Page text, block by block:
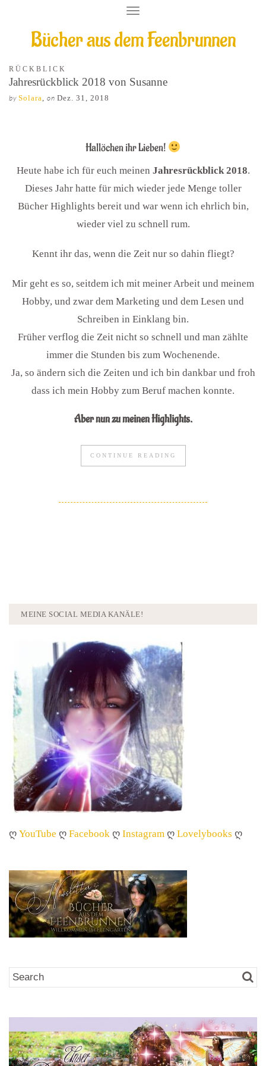
Bücher aus dem Feenbrunnen
T
G
A
I
N
RÜCKBLICK
Jahresrückblick 2018 von Susanne
by Solara, on Dez. 31, 2018
Hallöchen ihr Lieben!
Heute habe ich für euch meinen Jahresrückblick 2018.
Dieses Jahr hatte für mich wieder jede Menge toller
Bücher Highlights bereit und war wenn ich ehrlich bin,
wieder viel zu schnell rum.
Kennt ihr das, wenn die Zeit nur so dahin fliegt?
Mir geht es so, seitdem ich mit meiner Arbeit und meinem
Hobby, und zwar dem Marketing und dem Lesen und
Schreiben in Einklang bin.
Früher verflog die Zeit nicht so schnell und man zählte
immer die Stunden bis zum Wochenende.
Ja, so ändern sich die Zeiten und ich bin dankbar und froh
dass ich mein Hobby zum Beruf machen konnte.
Aber nun zu meinen Highlights.
CONTINUE READING
MEINE SOCIAL MEDIA KANÄLE!
ღ YouTube ღ Facebook ღ Instagram ღ Lovelybooks ღ